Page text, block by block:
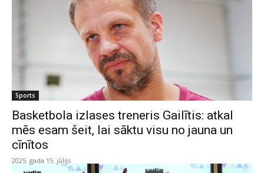
Sports
Basketbola izlases treneris Gailītis: atkal
mēs esam šeit, lai sāktu visu no jauna un
cīnītos
2025. gada 15. jūlijs